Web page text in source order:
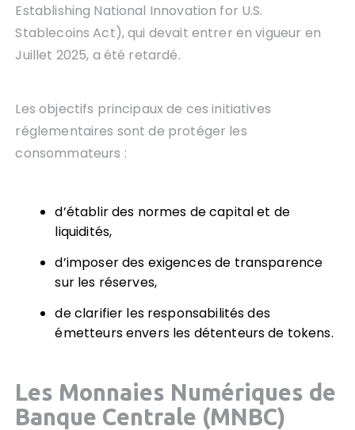
Establishing National Innovation for U.S.
Stablecoins Act), qui devait entrer en vigueur en
Juillet 2025, a été retardé.
Les objectifs principaux de ces initiatives
réglementaires sont de protéger les
consommateurs :
d’établir des normes de capital et de
liquidités,
d’imposer des exigences de transparence
sur les réserves,
de clarifier les responsabilités des
émetteurs envers les détenteurs de tokens.
Les Monnaies Numériques de
Banque Centrale (MNBC)